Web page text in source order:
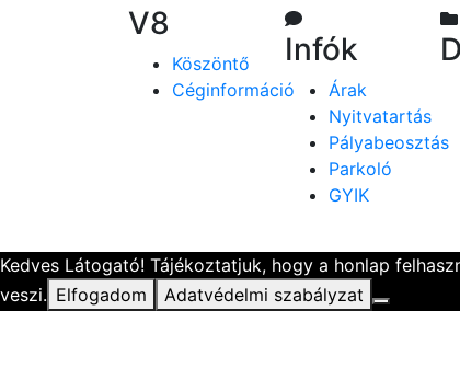
V8
Köszöntő
Céginformáció
Infók
Árak
Nyitvatartás
Pályabeosztás
Parkoló
GYIK
Kedves Látogató! Tájékoztatjuk, hogy a honlap
veszi. Elfogadom Adatvédelmi szabályzat